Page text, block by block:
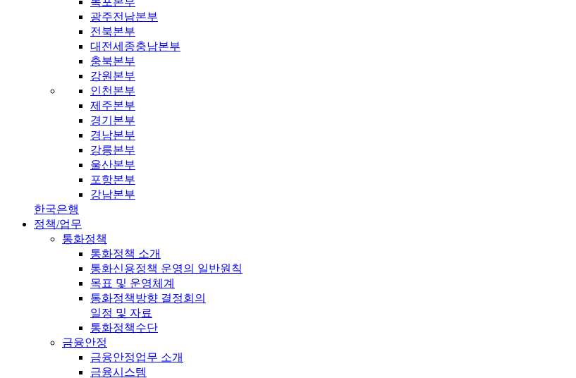
광주전남본부
전북본부
대전세종충남본부
충북본부
강원본부
인천본부
제주본부
경기본부
경남본부
강릉본부
울산본부
포항본부
강남본부
한국은행
정책/업무
통화정책
통화정책 소개
통화신용정책 운영의 일반원칙
목표 및 운영체계
통화정책방향 결정회의
일정 및 자료
통화정책수단
금융안정
금융안정업무 소개
금융시스템